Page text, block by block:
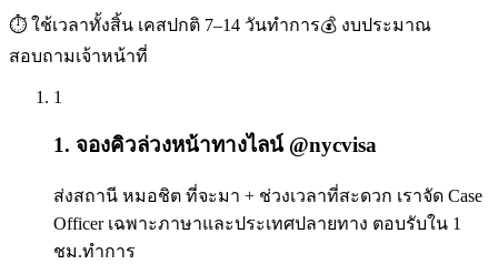
⏱ ใช้เวลาทั้งสิ้น เคสปกติ 7–14 วันทำการ💰 งบประมาณ
สอบถามเจ้าหน้าที่
1
1. จองคิวล่วงหน้าทางไลน์ @nycvisa
ส่งสถานี หมอชิต ที่จะมา + ช่วงเวลาที่สะดวก เราจัด Case
Officer เฉพาะภาษาและประเทศปลายทาง ตอบรับใน 1
ชม.ทำการ